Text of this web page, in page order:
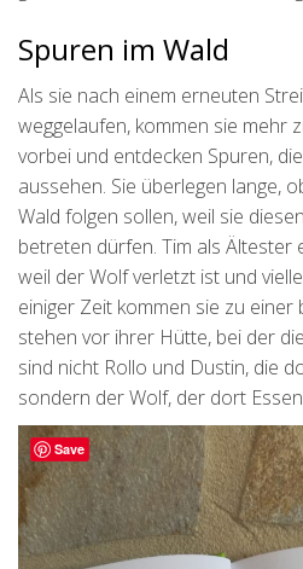
Spuren im Wald
Als sie nach einem erneuten
weggelaufen, kommen sie mehr
vorbei und entdecken Spuren,
aussehen. Sie überlegen lange,
Wald folgen sollen, weil sie
betreten dürfen. Tim als Ältester
weil der Wolf verletzt ist und
einiger Zeit kommen sie zu einer
stehen vor ihrer Hütte, bei der
sind nicht Rollo und Dustin, die
sondern der Wolf, der dort
Save